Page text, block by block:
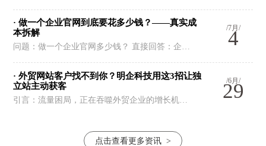
/7月/
4
· 做一个企业官网到底要花多少钱？——真实成
本拆解
问题：做一个企业官网多少钱？ 直接回答：企…
/6月/
29
· 外贸网站客户找不到你？明企科技用这3招让独
立站主动获客
引言：流量困局，正在吞噬外贸企业的增长机…
点击查看更多资讯 >